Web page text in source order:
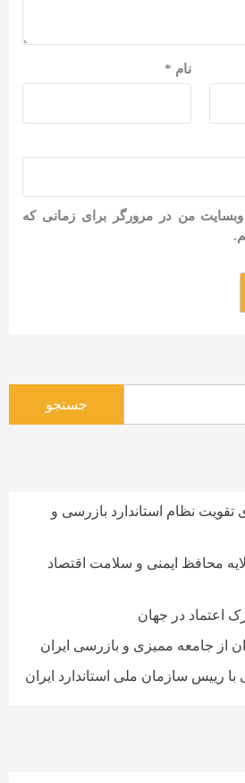
نام *
وبسایت من در مرورگر برای زمانی که
تقویت نظام استاندارد بازرسی و
محافظ ایمنی و سلامت اقتصاد
اعتماد در جهان
از جامعه ممیزی و بازرسی ایران
با رییس سازمان ملی استاندارد ایران